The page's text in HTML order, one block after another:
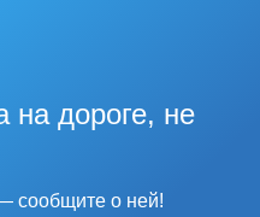
на дороге, не
сообщите о ней!